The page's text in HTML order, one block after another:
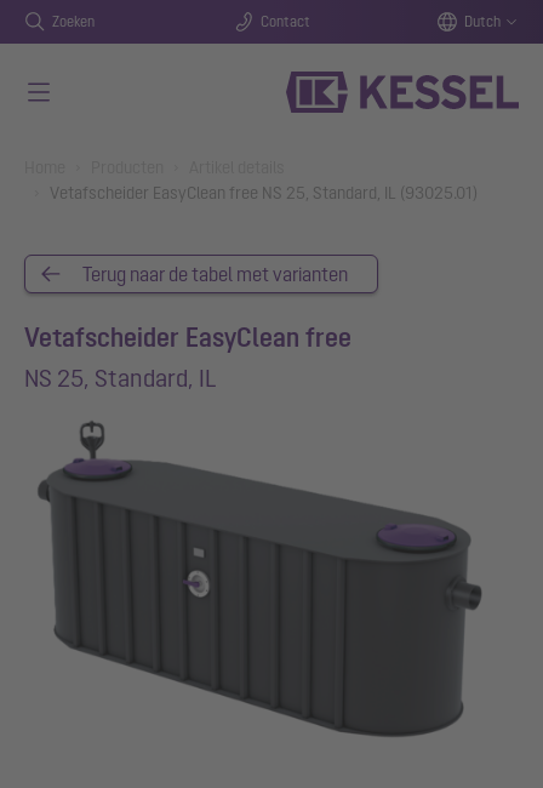
Zoeken Contact Dutch
Vetafscheider EasyClean free NS 25, Standard, IL (93025.01)
Terug naar de tabel met varianten
Vetafscheider EasyClean free
NS 25, Standard, IL